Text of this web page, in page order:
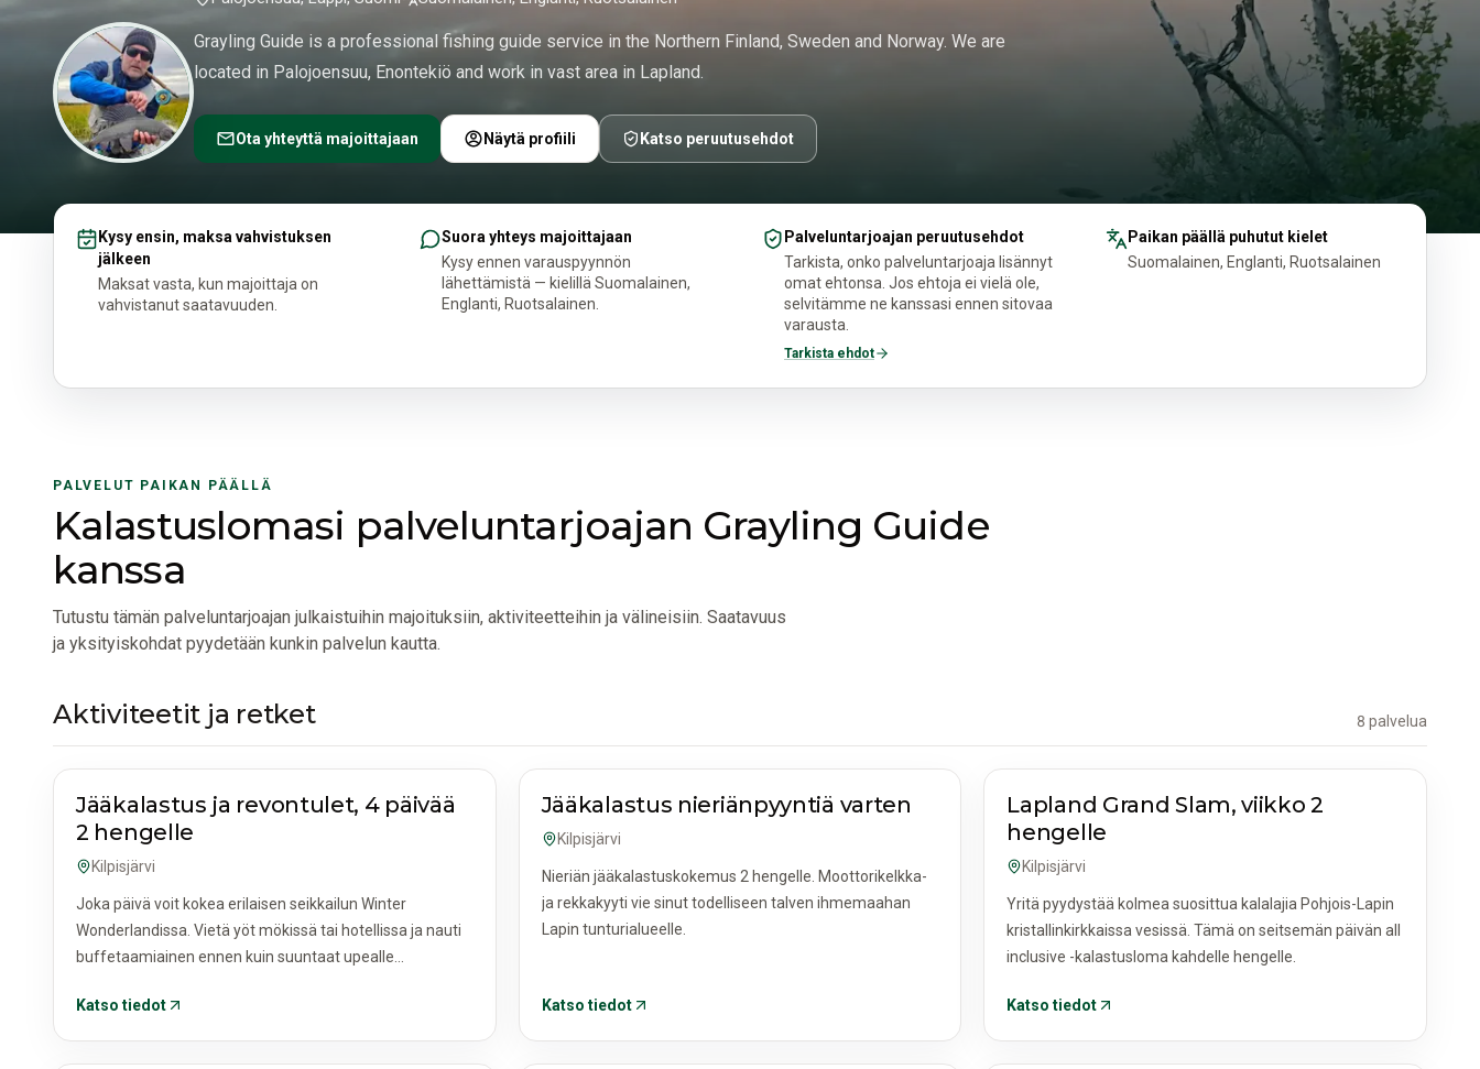
Grayling Guide is a professional fishing guide service in the Northern Finland, Sweden and Norway. We are
located in Palojoensuu, Enontekiö and work in vast area in Lapland.
Ota yhteyttä majoittajaan Näytä profiili Katso peruutusehdot
Kysy ensin, maksa vahvistuksen
jälkeen
Maksat vasta, kun majoittaja on
vahvistanut saatavuuden.
Suora yhteys majoittajaan
Kysy ennen varauspyynnön
lähettämistä — kielillä Suomalainen,
Englanti, Ruotsalainen.
Palveluntarjoajan peruutusehdot
Tarkista, onko palveluntarjoaja lisännyt
omat ehtonsa. Jos ehtoja ei vielä ole,
selvitämme ne kanssasi ennen sitovaa
varausta.
Tarkista ehdot
Paikan päällä puhutut kielet
Suomalainen, Englanti, Ruotsalainen
PALVELUT PAIKAN PÄÄLLÄ
Kalastuslomasi palveluntarjoajan Grayling Guide
kanssa
Tutustu tämän palveluntarjoajan julkaistuihin majoituksiin, aktiviteetteihin ja välineisiin. Saatavuus
ja yksityiskohdat pyydetään kunkin palvelun kautta.
Aktiviteetit ja retket 8 palvelua
AKTIVITEETIT JA RETKET
Jääkalastus ja revontulet, 4 päivää
2 hengelle
Kilpisjärvi
Joka päivä voit kokea erilaisen seikkailun Winter
Wonderlandissa. Vietä yöt mökissä tai hotellissa ja nauti
buffetaamiainen ennen kuin suuntaat upealle
Katso tiedot
AKTIVITEETIT JA RETKET
Jääkalastus nieriänpyyntiä varten
Kilpisjärvi
Nieriän jääkalastuskokemus 2 hengelle. Moottorikelkka-
ja rekkakyyti vie sinut todelliseen talven ihmemaahan
Lapin tunturialueelle.
Katso tiedot
AKTIVITEETIT JA RETKET
Lapland Grand Slam, viikko 2
hengelle
Kilpisjärvi
Yritä pyydystää kolmea suosittua kalalajia Pohjois-Lapin
kristallinkirkkaissa vesissä. Tämä on seitsemän päivän all
inclusive -kalastusloma kahdelle hengelle.
Katso tiedot